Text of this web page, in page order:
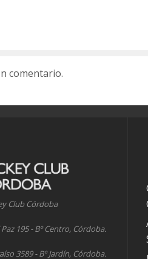
comentario.
Club Córdoba
195 - Bº Centro, Córdoba.
3589 - Bº Jardín, Córdoba.